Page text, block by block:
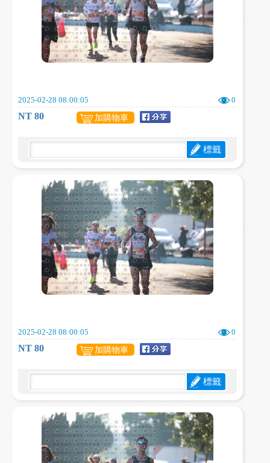
2025-02-28 08:00:05 0
NT 80 加購物車
標籤
2025-02-28 08:00:05 0
NT 80 加購物車
標籤